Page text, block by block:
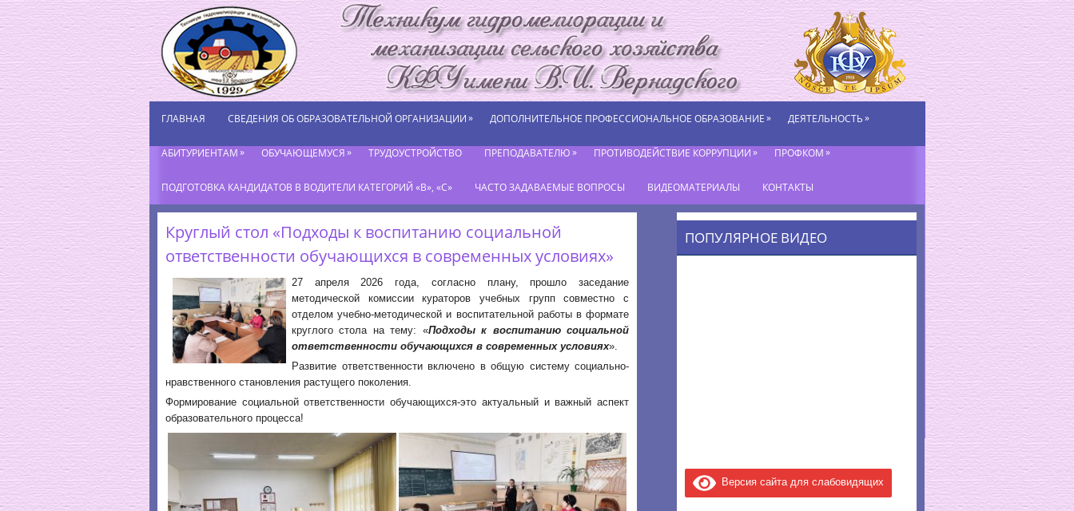
ГЛАВНАЯ СВЕДЕНИЯ ОБ ОБРАЗОВАТЕЛЬНОЙ ОРГАНИЗАЦИИ» ДОПОЛНИТЕЛЬНОЕ ПРОФЕССИОНАЛЬНОЕ ОБРАЗОВАНИЕ» ДЕЯТЕЛЬНОСТЬ»
АБИТУРИЕНТАМ» ОБУЧАЮЩЕМУСЯ» ТРУДОУСТРОЙСТВО ПРЕПОДАВАТЕЛЮ» ПРОТИВОДЕЙСТВИЕ КОРРУПЦИИ» ПРОФКОМ»
ПОДГОТОВКА КАНДИДАТОВ В ВОДИТЕЛИ КАТЕГОРИЙ «В», «С» ЧАСТО ЗАДАВАЕМЫЕ ВОПРОСЫ ВИДЕОМАТЕРИАЛЫ КОНТАКТЫ
Круглый стол «Подходы к воспитанию социальной
ответственности обучающихся в современных условиях»
27 апреля 2026 года, согласно плану, прошло заседание
методической комиссии кураторов учебных групп совместно с
отделом учебно-методической и воспитательной работы в формате
круглого стола на тему: «Подходы к воспитанию социальной
ответственности обучающихся в современных условиях».
Развитие ответственности включено в общую систему социально-
нравственного становления растущего поколения.
Формирование социальной ответственности обучающихся-это актуальный и важный аспект
образовательного процесса!
ПОПУЛЯРНОЕ ВИДЕО
Версия сайта для слабовидящих